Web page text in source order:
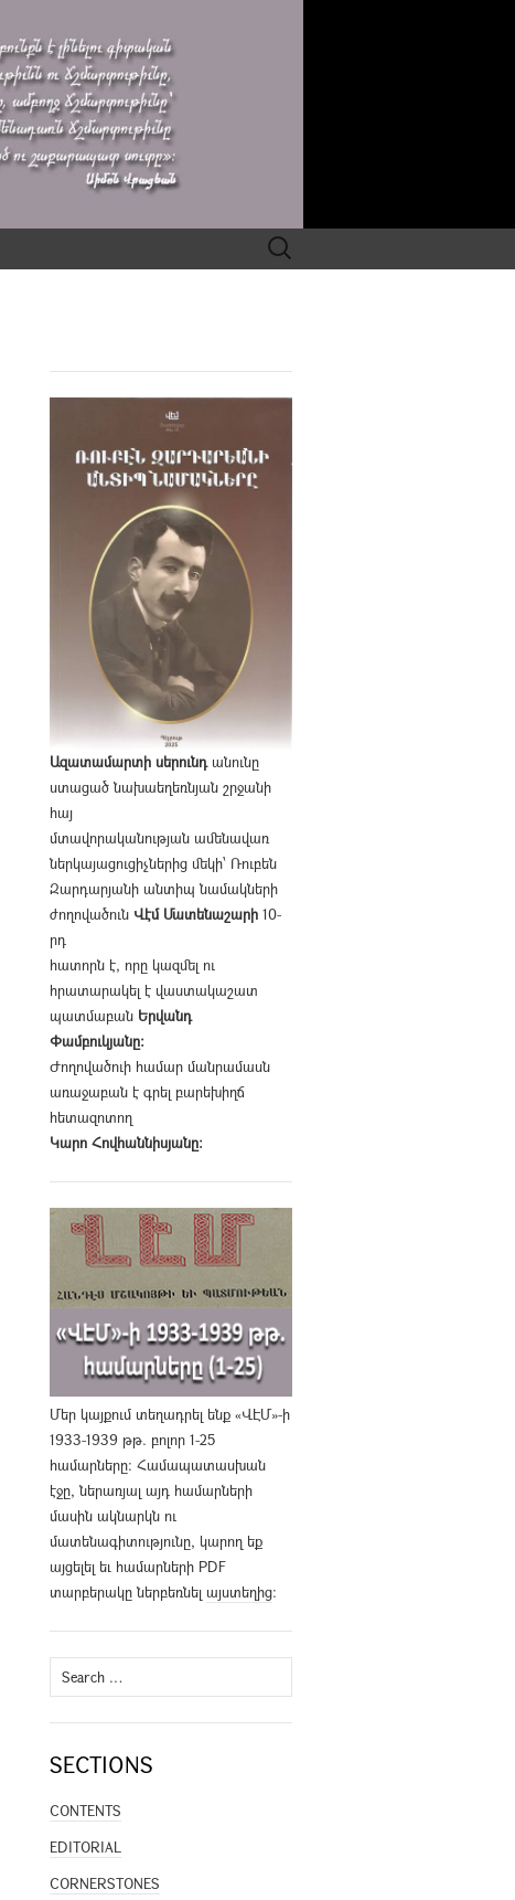
Search
for:
Ազատամարտի սերունդանունը
ստացած նախաեղեռնյան շրջանի
հայ
մտավորականության ամենավառ
ներկայացուցիչներից մեկի՝ Ռուբեն
Զարդարյանի անտիպ նամակների
ժողովածուն Վէմ Մատենաշարի 10-
րդ
հատորն է, որը կազմել ու
հրատարակել է վաստակաշատ
պատմաբան Երվանդ
Փամբուկյանը։
Ժողովածուի համար մանրամասն
առաջաբան է գրել բարեխիղճ
հետազոտող
Կարո Հովհաննիսյանը։
Մեր կայքում տեղադրել ենք «ՎԷՄ»-ի
1933-1939 թթ. բոլոր 1-25
համարները։ Համապատասխան
էջը, ներառյալ այդ համարների
մասին ակնարկն ու
մատենագիտությունը, կարող եք
այցելել եւ համարների PDF
տարբերակը ներբեռնել այստեղից։
Search
for:
SECTIONS
CONTENTS
EDITORIAL
CORNERSTONES